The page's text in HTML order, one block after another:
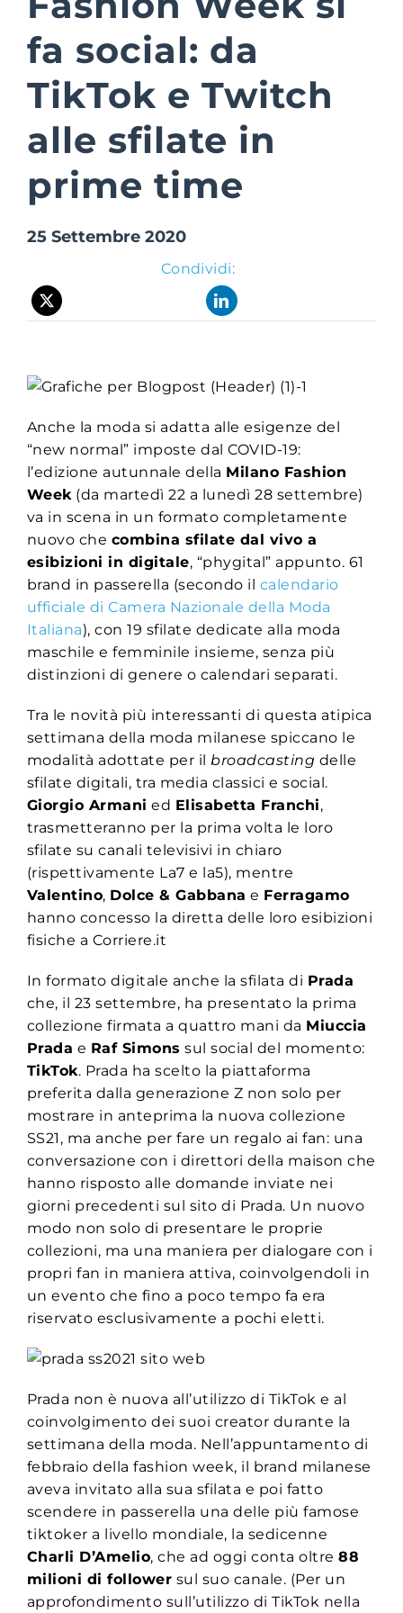
Suite Login
fa social: da
TikTok e Twitch
alle sfilate in
prime time
25 Settembre 2020
Condividi:
Anche la moda si adatta alle esigenze del
“new normal” imposte dal COVID-19:
l’edizione autunnale della Milano Fashion
Week(da martedì 22 a lunedì 28 settembre)
va in scena in un formato completamente
nuovo che combina sfilate dal vivo a
esibizioni in digitale, “phygital” appunto. 61
brand in passerella (secondo il calendario
ufficiale di Camera Nazionale della Moda
Italiana), con 19 sfilate dedicate alla moda
maschile e femminile insieme, senza più
distinzioni di genere o calendari separati.
Tra le novità più interessanti di questa atipica
settimana della moda milanese spiccano le
modalità adottate per ilbroadcasting delle
sfilate digitali, tra media classici e social.
Giorgio Armani ed Elisabetta Franchi,
trasmetteranno per la prima volta le loro
sfilate su canali televisivi in chiaro
(rispettivamente La7 e la5), mentre
Valentino, Dolce & Gabbana e Ferragamo
hanno concesso la diretta delle loro esibizioni
fisiche a Corriere.it
In formato digitale anche la sfilata di Prada
che, il 23 settembre, ha presentato la prima
collezione firmata a quattro mani da Miuccia
Prada e Raf Simons sul social del momento:
TikTok. Prada ha scelto la piattaforma
preferita dalla generazione Z non solo per
mostrare in anteprima la nuova collezione
SS21, ma anche per fare un regalo ai fan: una
conversazione con i direttori della maison che
hanno risposto alle domande inviate nei
giorni precedenti sul sito di Prada. Un nuovo
modo non solo di presentare le proprie
collezioni, ma una maniera per dialogare con i
propri fan in maniera attiva, coinvolgendoli in
un evento che fino a poco tempo fa era
riservato esclusivamente a pochi eletti.
Prada non è nuova all’utilizzo di TikTok e al
coinvolgimento dei suoi creator durante la
settimana della moda. Nell’appuntamento di
febbraio della fashion week, il brand milanese
aveva invitato alla sua sfilata e poi fatto
scendere in passerella una delle più famose
tiktoker a livello mondiale, la sedicenne
Charli D’Amelio, che ad oggi conta oltre88
milioni di follower sul suo canale. (Per un
approfondimento sull’utilizzo di TikTok nella